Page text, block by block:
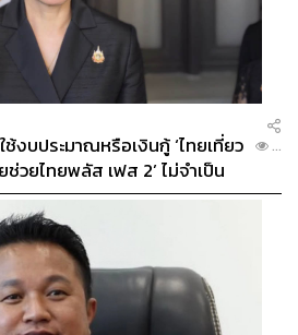
งบประมาณหรือเงินกู้ ‘ไทยเที่ยว
วยไทยพลัส เฟส 2’ ไม่จำเป็น
...